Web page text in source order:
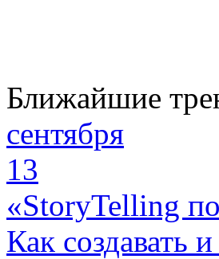
Ближайшие
сентября
13
«StoryTelling
Как создавать